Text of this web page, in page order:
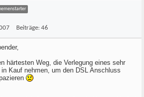
Beiträge: 46
härtesten Weg, die Verlegung eines sehr
Kauf nehmen, um den DSL Anschluss